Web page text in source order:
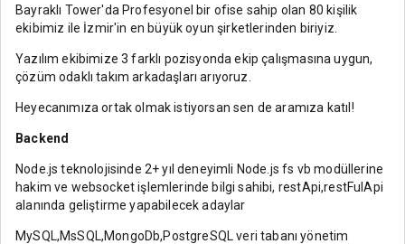
Bayraklı Tower'da Profesyonel bir ofise sahip olan 80 kişilik
ekibimiz ile İzmir'in en büyük oyun şirketlerinden biriyiz.
Yazılım ekibimize 3 farklı pozisyonda ekip çalışmasına uygun,
çözüm odaklı takım arkadaşları arıyoruz.
Heyecanımıza ortak olmak istiyorsan sen de aramıza katıl!
Backend
Node.js teknolojisinde 2+ yıl deneyimli Node.js fs vb modüllerine
hakim ve websocket işlemlerinde bilgi sahibi, restApi,restFulApi
alanında geliştirme yapabilecek adaylar
MySQL,MsSQL,MongoDb,PostgreSQL veri tabanı yönetim